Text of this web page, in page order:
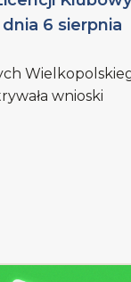
6 sierpnia
wnioski